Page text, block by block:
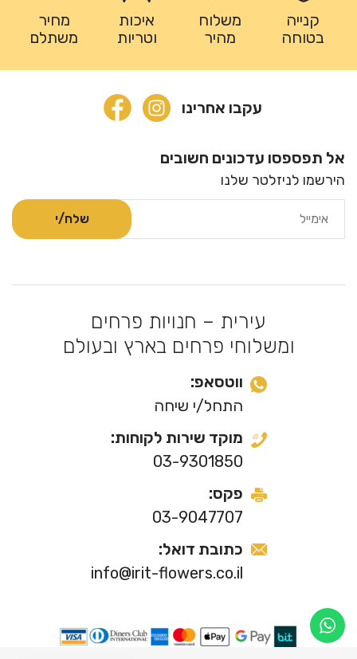
קנייה
בטוחה
משלוח
מהיר
איכות
וטריות
מחיר
משתלם
עקבו אחרינו
אל תפספסו עדכונים חשובים
הירשמו לניזלטר שלנו
עירית – חנויות פרחים
ומשלוחי פרחים בארץ ובעולם
ווטסאפ:
התחל/י שיחה
מוקד שירות לקוחות:
03-9301850
פקס:
03-9047707
כתובת דואל:
info@irit-flowers.co.il